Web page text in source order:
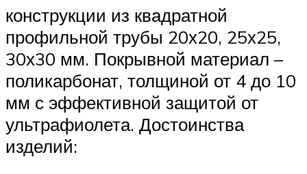
конструкции из квадратной
профильной трубы 20х20, 25х25,
30х30 мм. Покрывной материал –
поликарбонат, толщиной от 4 до 10
мм с эффективной защитой от
ультрафиолета. Достоинства
изделий: